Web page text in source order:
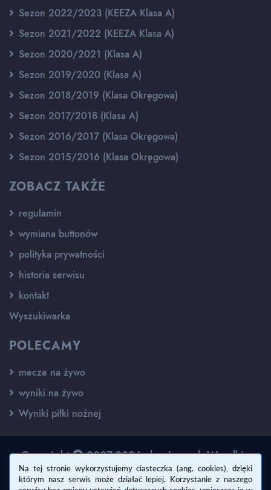
Na tej stronie wykorzystujemy ciasteczka (ang. cookies), dzięki
którym nasz serwis może działać lepiej. Korzystanie z naszego
Sezon 2022/2023 (KEEZA Klasa A)
Sezon 2021/2022 (KEEZA Klasa A)
Sezon 2020/2021 (Klasa A)
Sezon 2019/2020 (Klasa A)
Sezon 2018/2019 (Klasa Okręgowa)
Sezon 2017/2018 (Klasa A)
Sezon 2016/2017 (Klasa Okręgowa)
Sezon 2015/2016 (Klasa Okręgowa)
ZOBACZ TAKŻE
regulamin
wymiana buttonów
polityka prywatności
historia serwisu
kontakt
Wyszukiwarka
POLECAMY
mecze na żywo
wyniki na żywo
Wyniki piłki nożnej
Copyright
2007-2026 - kswisan.pl. Wszelkie
prawa zastrzeżone.